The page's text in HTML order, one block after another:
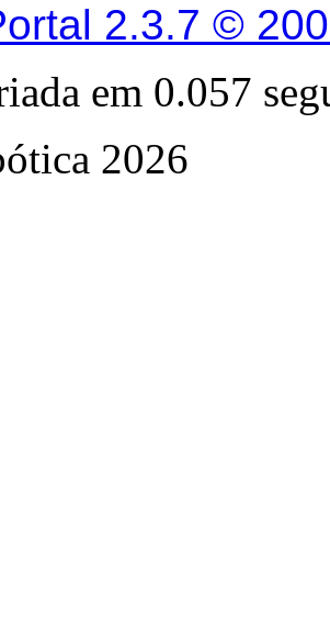
2.3.7 ©
em 0.057
2026